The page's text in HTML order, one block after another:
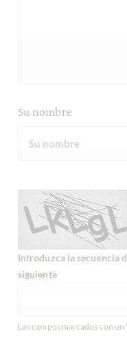
Su nombre
Introduzca la secuencia
siguiente
Los campos marcados con